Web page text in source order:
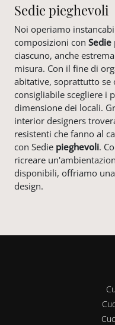
Sedie pieghevoli
Noi operiamo
composizioni con Sedie
ciascuno, anche
misura. Con il fine di
abitative, soprattutto se
consigliabile scegliere i
dimensione dei locali.
interior designers
resistenti che fanno al
con Sedie pieghevoli.
ricreare
disponibili, offriamo
design.